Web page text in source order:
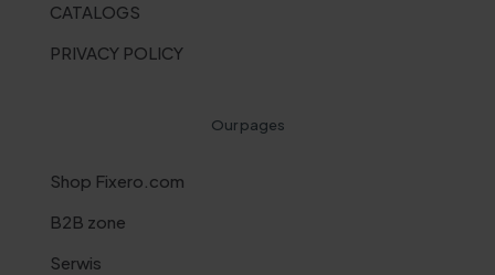
CATALOGS
PRIVACY POLICY
Our pages
Shop Fixero.com
B2B zone
Serwis